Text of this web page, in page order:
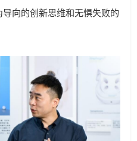
向的创新思维和无惧失败的